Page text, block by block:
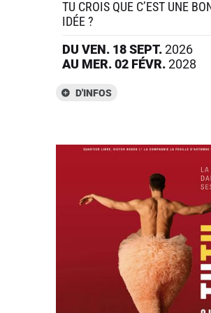
TU CROIS QUE C’EST UNE
IDÉE ?
DU VEN. 18SEPT.2026
AU MER.02 FÉVR.2028
D'INFOS